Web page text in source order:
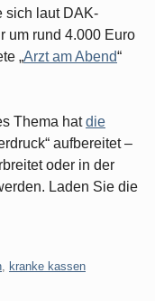
sich laut DAK-
um rund 4.000 Euro
„Arzt am Abend“
Thema hatdie
aufbereitet –
oder in der
Laden Sie die
kranke kassen